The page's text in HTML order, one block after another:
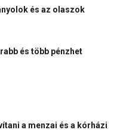
és az olaszok
és több pénzhet
a menzai és a kórházi